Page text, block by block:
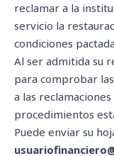
reclamar a la
servicio la
condiciones
Al ser admitida su
para comprobar
a las
procedimientos
Puede enviar su